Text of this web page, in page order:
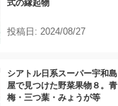
式の縁起物
投稿日: 2024/08/27
シアトル日系スーパー宇和島
屋で見つけた野菜果物８。青
梅・三つ葉・みょうが等